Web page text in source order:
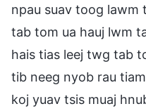
npau suav toog lawm
tab tom ua hauj lwm
hais tias leej twg tab
tib neeg nyob rau
koj yuav tsis muaj